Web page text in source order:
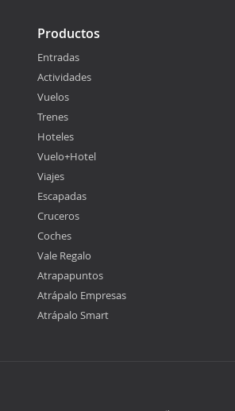
Productos
Entradas
Actividades
Vuelos
Trenes
Hoteles
Vuelo+Hotel
Viajes
Escapadas
Cruceros
Coches
Vale Regalo
Atrapapuntos
Atrápalo Empresas
Atrápalo Smart